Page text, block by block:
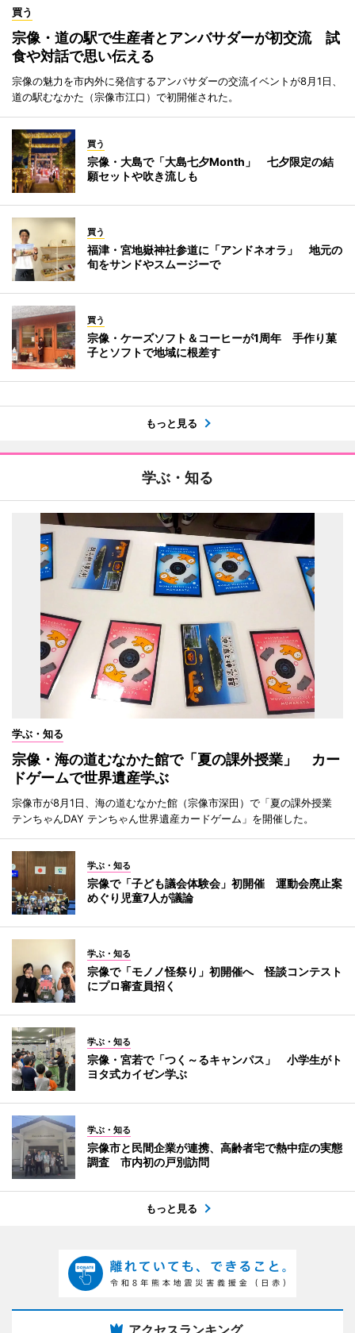
買う
宗像・道の駅で生産者とアンバサダーが初交流 試
食や対話で思い伝える
宗像の魅力を市内外に発信するアンバサダーの交流イベントが8月1日、
道の駅むなかた（宗像市江口）で初開催された。
買う
宗像・大島で「大島七夕Month」 七夕限定の結
願セットや吹き流しも
買う
福津・宮地嶽神社参道に「アンドネオラ」 地元の
旬をサンドやスムージーで
買う
宗像・ケーズソフト＆コーヒーが1周年 手作り菓
子とソフトで地域に根差す
もっと見る
学ぶ・知る
学ぶ・知る
宗像・海の道むなかた館で「夏の課外授業」 カー
ドゲームで世界遺産学ぶ
宗像市が8月1日、海の道むなかた館（宗像市深田）で「夏の課外授業
テンちゃんDAY テンちゃん世界遺産カードゲーム」を開催した。
学ぶ・知る
宗像で「子ども議会体験会」初開催 運動会廃止案
めぐり児童7人が議論
学ぶ・知る
宗像で「モノノ怪祭り」初開催へ 怪談コンテスト
にプロ審査員招く
学ぶ・知る
宗像・宮若で「つく～るキャンパス」 小学生がト
ヨタ式カイゼン学ぶ
学ぶ・知る
宗像市と民間企業が連携、高齢者宅で熱中症の実態
調査 市内初の戸別訪問
もっと見る
アクセスランキング